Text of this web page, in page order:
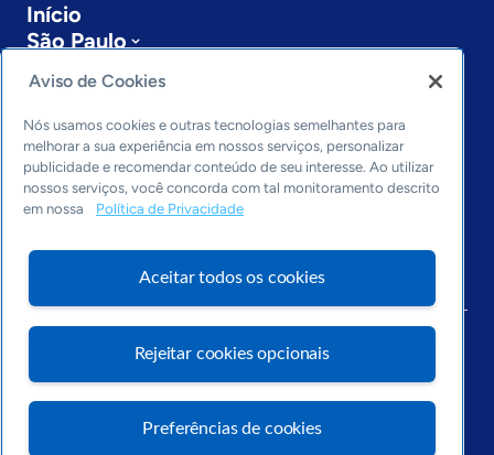
Início
São Paulo
Sobre a ASN
Últimas notícias
Entre em contato
Editorias
Economia & Política
Inovação & Tecnologia
Cultura empreendedora
Arquivo
Aviso de Cookies
Nós usamos cookies e outras tecnologias semelhantes para
melhorar a sua experiência em nossos serviços, personalizar
publicidade e recomendar conteúdo de seu interesse. Ao utilizar
nossos serviços, você concorda com tal monitoramento descrito
em nossa
Política de Privacidade
Aceitar todos os cookies
Rejeitar cookies opcionais
Preferências de cookies